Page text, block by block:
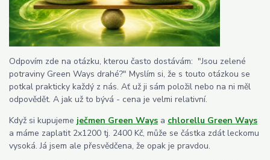
Odpovím zde na otázku, kterou často dostávám: "Jsou zelené
potraviny Green Ways drahé?" Myslím si, že s touto otázkou se
potkal prakticky každý z nás. Ať už ji sám položil nebo na ni měl
odpovědět. A jak už to bývá - cena je velmi relativní.
Když si kupujeme ječmen Green Ways a chlorellu Green Ways
a máme zaplatit 2x1200 tj. 2400 Kč, může se částka zdát leckomu
vysoká. Já jsem ale přesvědčena, že opak je pravdou.